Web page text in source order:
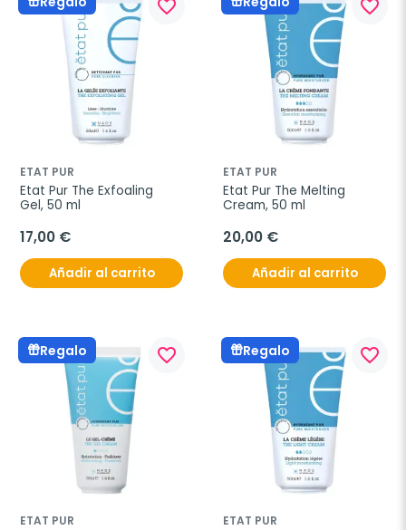
favorite_border
ETAT PUR
Etat Pur The Exfoaling
Gel, 50 ml
17,00 €
Añadir al carrito
favorite_border
ETAT PUR
Etat Pur The Melting
Cream, 50 ml
20,00 €
Añadir al carrito
Regalo favorite_border
ETAT PUR
Regalo favorite_border
ETAT PUR